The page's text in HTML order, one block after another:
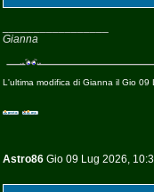
Gianna
L'ultima modifica di Gianna il Gio
Astro86 Gio 09 Lug 2026,